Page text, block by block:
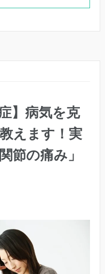
】病気を克
えます！実
節の痛み」